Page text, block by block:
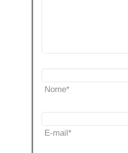
Nome*
E-mail*